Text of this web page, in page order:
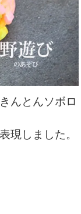
んとんソボロ
現しました。